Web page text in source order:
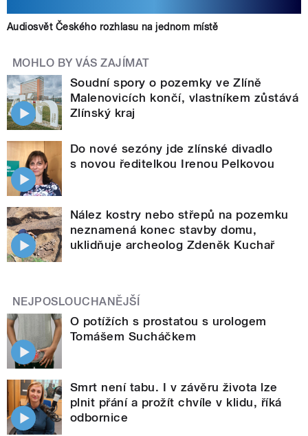
Audiosvět Českého rozhlasu na jednom místě
MOHLO BY VÁS ZAJÍMAT
Soudní spory o pozemky ve Zlíně
Malenovicích končí, vlastníkem zůstává
Zlínský kraj
Do nové sezóny jde zlínské divadlo
s novou ředitelkou Irenou Pelkovou
Nález kostry nebo střepů na pozemku
neznamená konec stavby domu,
uklidňuje archeolog Zdeněk Kuchař
NEJPOSLOUCHANĚJŠÍ
O potížích s prostatou s urologem
Tomášem Sucháčkem
Smrt není tabu. I v závěru života lze
plnit přání a prožít chvíle v klidu, říká
odbornice